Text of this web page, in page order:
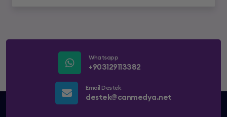
Whatsapp
+903129113382
Email Destek
destek@canmedya.net